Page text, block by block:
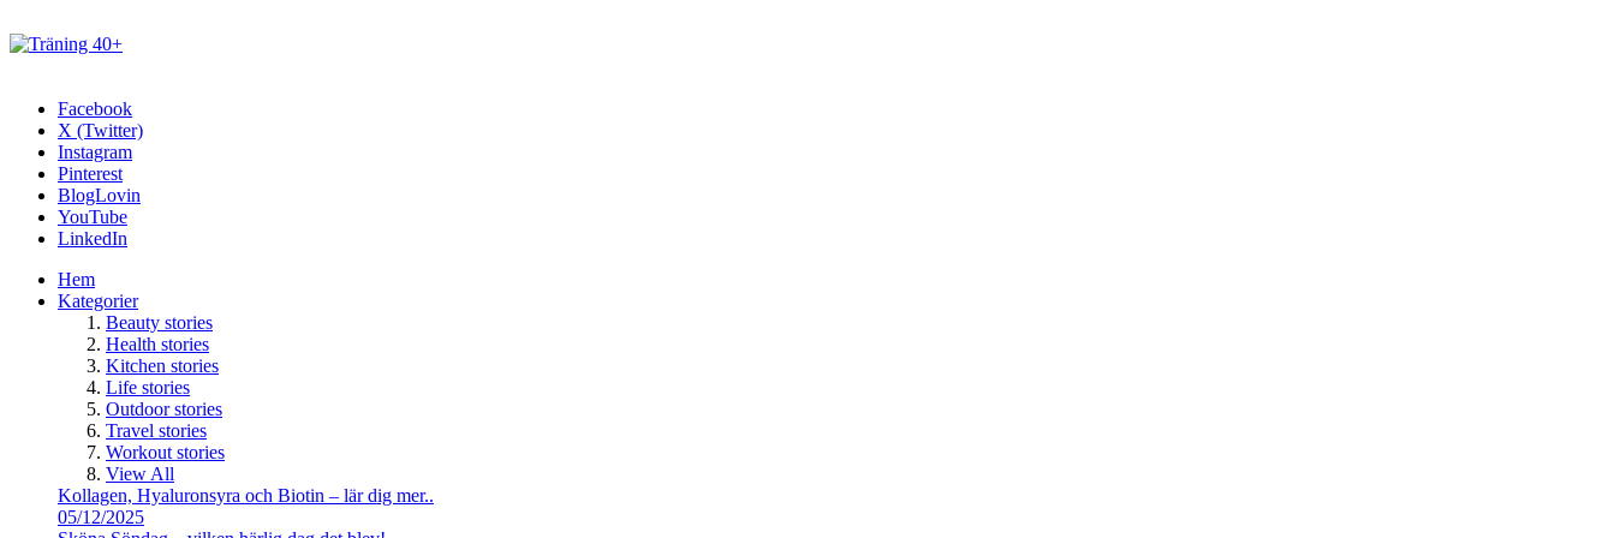
Facebook
X (Twitter)
Instagram
Pinterest
BlogLovin
YouTube
LinkedIn
Hem
Kategorier
Beauty stories
Health stories
Kitchen stories
Life stories
Outdoor stories
Travel stories
Workout stories
View All
Kollagen, Hyaluronsyra och Biotin – lär dig mer..
05/12/2025